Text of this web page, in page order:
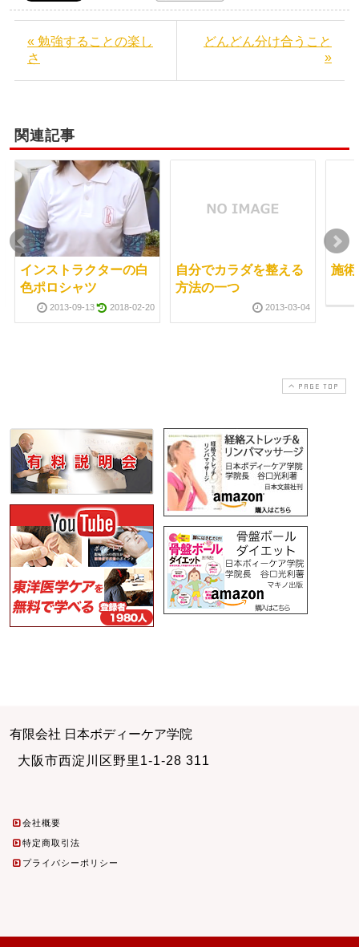
« 勉強することの楽し
さ
どんどん分け合うこと
»
関連記事
インストラクターの白
色ポロシャツ
2013-09-13 2018-02-20
自分でカラダを整える
方法の一つ
2013-03-04
施
PAGE TOP
有限会社 日本ボディーケア学院
大阪市西淀川区野里1-1-28 311
会社概要
特定商取引法
プライバシーポリシー